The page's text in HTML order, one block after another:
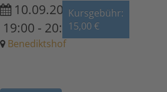
10.09.2026
19:00 - 20:30
Benediktshof
Kursgebühr:
15,00 €